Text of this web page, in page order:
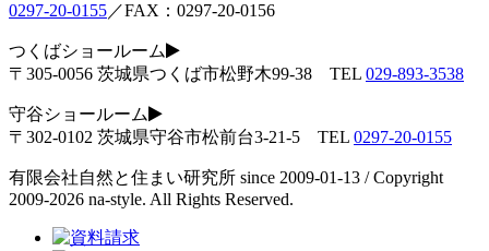
0297-20-0155／FAX：0297-20-0156
つくばショールーム
〒305-0056 茨城県つくば市松野木99-38 TEL 029-893-3538
守谷ショールーム
〒302-0102 茨城県守谷市松前台3-21-5 TEL 0297-20-0155
有限会社自然と住まい研究所 since 2009-01-13 / Copyright
2009-2026 na-style. All Rights Reserved.